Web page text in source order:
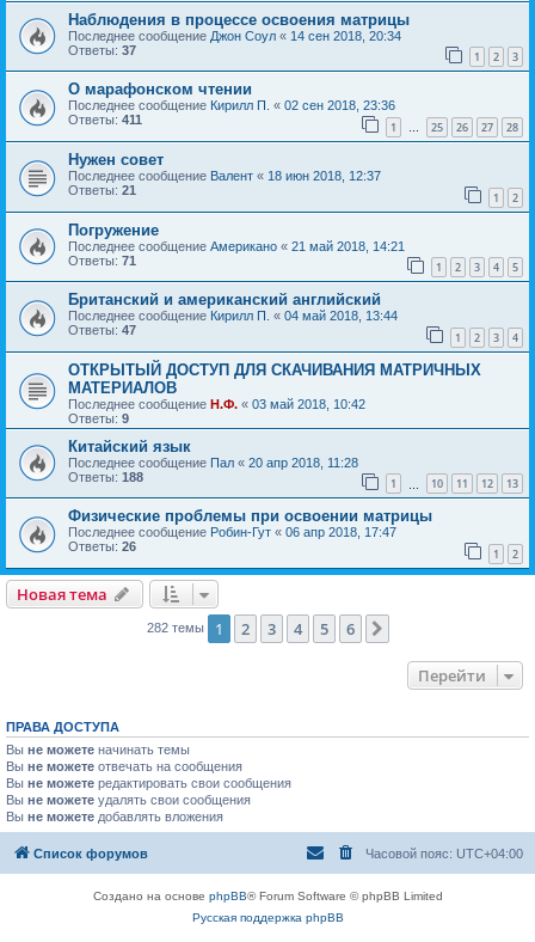
Наблюдения в процессе освоения матрицы
Последнее сообщение Джон Соул « 14 сен 2018, 20:34
Ответы: 37 1 2 3
О марафонском чтении
Последнее сообщение Кирилл П. « 02 сен 2018, 23:36
Ответы: 411 1 … 25 26 27 28
Нужен совет
Последнее сообщение Валент « 18 июн 2018, 12:37
Ответы: 21 1 2
Погружение
Последнее сообщение Американо « 21 май 2018, 14:21
Ответы: 71 1 2 3 4 5
Британский и американский английский
Последнее сообщение Кирилл П. « 04 май 2018, 13:44
Ответы: 47 1 2 3 4
ОТКРЫТЫЙ ДОСТУП ДЛЯ СКАЧИВАНИЯ МАТРИЧНЫХ
МАТЕРИАЛОВ
Последнее сообщение Н.Ф. « 03 май 2018, 10:42
Ответы: 9
Китайский язык
Последнее сообщение Пал « 20 апр 2018, 11:28
Ответы: 188 1 10 11 12 13
Физические проблемы при освоении матрицы
Последнее сообщение Робин-Гут « 06 апр 2018, 17:47
Ответы: 26 1 2
Новая тема
282 темы 1 2 3 4 5 6
Перейти
ПРАВА ДОСТУПА
Вы не можете начинать темы
Вы не можете отвечать на сообщения
Вы не можете редактировать свои сообщения
Вы не можете удалять свои сообщения
Вы не можете добавлять вложения
Список форумов Часовой пояс: UTC+04:00
Создано на основе phpBB® Forum Software © phpBB Limited
Русская поддержка phpBB